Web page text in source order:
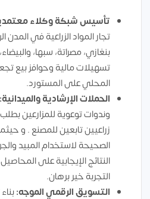
تأسيس شبكة وكلاء
تجار المواد الزراعية في
بنغازي، مصراتة، سبها،
تسهيلات مالية وحوافز بيع
المحلي على المستورد.
الحملات الإرشادية والميدانية:
وندوات توعوية للمزارعين
زراعيين تابعين للمصنع . و
الصحيحة لاستخدام المبيد
النتائج الإيجابية على
التجربة خير برهان.
التسويق الرقمي الموجه: